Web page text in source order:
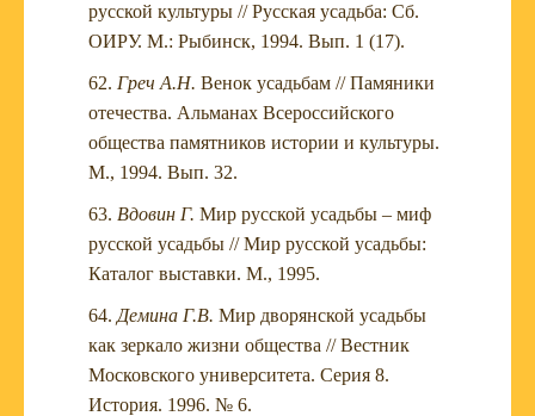
русской культуры // Русская усадьба: Сб.
ОИРУ. М.: Рыбинск, 1994. Вып. 1 (17).
Греч А.Н. Венок усадьбам // Памяники
отечества. Альманах Всероссийского
общества памятников истории и культуры.
М., 1994. Вып. 32.
Вдовин Г. Мир русской усадьбы – миф
русской усадьбы // Мир русской усадьбы:
Каталог выставки. М., 1995.
Демина Г.В. Мир дворянской усадьбы
как зеркало жизни общества // Вестник
Московского университета. Серия 8.
История. 1996. № 6.